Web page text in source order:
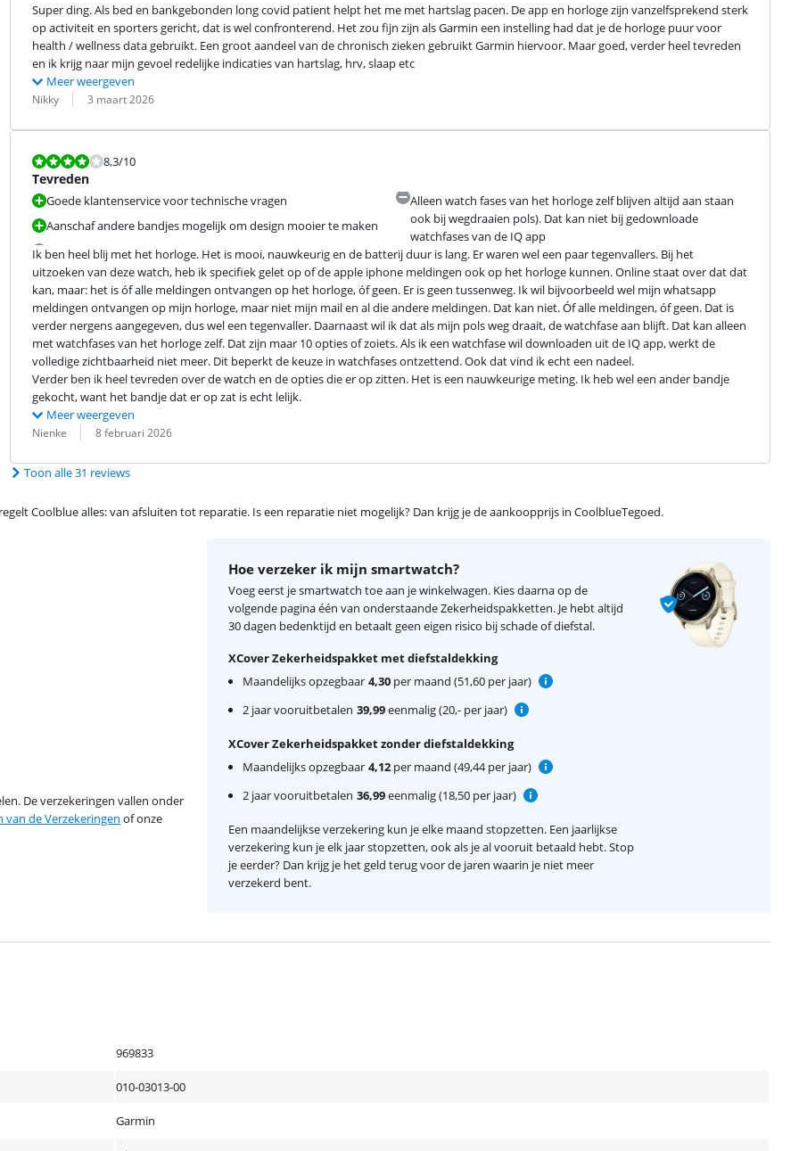
Super ding. Als bed en bankgebonden long covid patient helpt het me met hartslag pacen. De app en horloge zijn vanzelfsprekend sterk
op activiteit en sporters gericht, dat is wel confronterend. Het zou fijn zijn als Garmin een instelling had dat je de horloge puur voor
health / wellness data gebruikt. Een groot aandeel van de chronisch zieken gebruikt Garmin hiervoor. Maar goed, verder heel tevreden
en ik krijg naar mijn gevoel redelijke indicaties van hartslag, hrv, slaap etc
Meer weergeven
Beoordeling door:
Nikky
Datum: 3 maart 2026
Beoordeling is 8,3 van de 10.
8,3/10
Tevreden
Goede klantenservice voor technische vragen
Aanschaf andere bandjes mogelijk om design mooier te maken
Alleen watch fases van het horloge zelf blijven altijd aan staan
ook bij wegdraaien pols). Dat kan niet bij gedownloade
watchfases van de IQ app
Ik ben heel blij met het horloge. Het is mooi, nauwkeurig en de batterij duur is lang. Er waren wel een paar tegenvallers. Bij het
uitzoeken van deze watch, heb ik specifiek gelet op of de apple iphone meldingen ook op het horloge kunnen. Online staat over dat dat
kan, maar: het is óf alle meldingen ontvangen op het horloge, óf geen. Er is geen tussenweg. Ik wil bijvoorbeeld wel mijn whatsapp
meldingen ontvangen op mijn horloge, maar niet mijn mail en al die andere meldingen. Dat kan niet. Óf alle meldingen, óf geen. Dat is
verder nergens aangegeven, dus wel een tegenvaller. Daarnaast wil ik dat als mijn pols weg draait, de watchfase aan blijft. Dat kan alleen
met watchfases van het horloge zelf. Dat zijn maar 10 opties of zoiets. Als ik een watchfase wil downloaden uit de IQ app, werkt de
volledige zichtbaarheid niet meer. Dit beperkt de keuze in watchfases ontzettend. Ook dat vind ik echt een nadeel.
Verder ben ik heel tevreden over de watch en de opties die er op zitten. Het is een nauwkeurige meting. Ik heb wel een ander bandje
gekocht, want het bandje dat er op zat is echt lelijk.
Meer weergeven
Beoordeling door:
Nienke
Datum: 8 februari 2026
Toon alle 31 reviews
Coolblue alles: van afsluiten tot reparatie. Is een reparatie niet mogelijk? Dan krijg je de aankoopprijs in CoolblueTegoed.
De verzekeringen vallen onder
van de Verzekeringen of onze
Hoe verzeker ik mijn smartwatch?
Voeg eerst je smartwatch toe aan je winkelwagen. Kies daarna op de
volgende pagina één van onderstaande Zekerheidspakketten. Je hebt altijd
30 dagen bedenktijd en betaalt geen eigen risico bij schade of diefstal.
XCover Zekerheidspakket met diefstaldekking
Maandelijks opzegbaar 4,30per maand (51,60 per jaar)
2 jaar vooruitbetalen 39,99eenmalig (20,- per jaar)
XCover Zekerheidspakket zonder diefstaldekking
Maandelijks opzegbaar 4,12per maand (49,44 per jaar)
2 jaar vooruitbetalen 36,99eenmalig (18,50 per jaar)
Een maandelijkse verzekering kun je elke maand stopzetten. Een jaarlijkse
verzekering kun je elk jaar stopzetten, ook als je al vooruit betaald hebt. Stop
je eerder? Dan krijg je het geld terug voor de jaren waarin je niet meer
verzekerd bent.
969833
010-03013-00
Garmin